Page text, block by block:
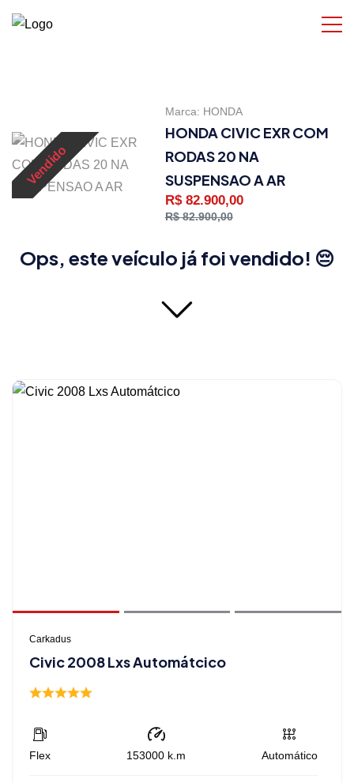
Vendido
Marca: HONDA
HONDA CIVIC EXR COM
RODAS 20 NA
SUSPENSAO A AR
R$ 82.900,00
R$ 82.900,00
Ops, este veículo já foi vendido! 😔
Carkadus
Civic 2008 Lxs Automátcico
Flex 153000 k.m Automático